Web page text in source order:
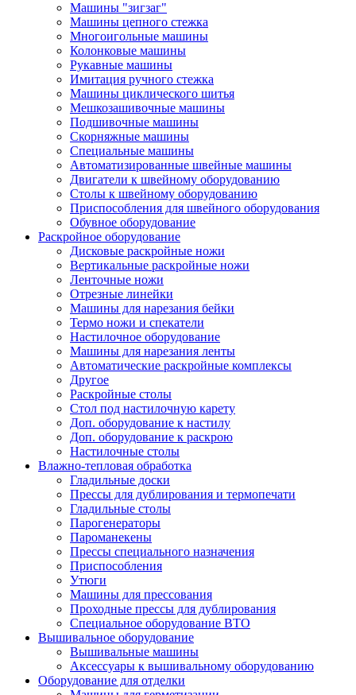
Машины "зигзаг"
Машины цепного стежка
Многоигольные машины
Колонковые машины
Рукавные машины
Имитация ручного стежка
Машины циклического шитья
Мешкозашивочные машины
Подшивочные машины
Скорняжные машины
Специальные машины
Автоматизированные швейные машины
Двигатели к швейному оборудованию
Столы к швейному оборудованию
Приспособления для швейного оборудования
Обувное оборудование
Раскройное оборудование
Дисковые раскройные ножи
Вертикальные раскройные ножи
Ленточные ножи
Отрезные линейки
Машины для нарезания бейки
Термо ножи и спекатели
Настилочное оборудование
Машины для нарезания ленты
Автоматические раскройные комплексы
Другое
Раскройные столы
Стол под настилочную карету
Доп. оборудование к настилу
Доп. оборудование к раскрою
Настилочные столы
Влажно-тепловая обработка
Гладильные доски
Прессы для дублирования и термопечати
Гладильные столы
Парогенераторы
Пароманекены
Прессы специального назначения
Приспособления
Утюги
Машины для прессования
Проходные прессы для дублирования
Специальное оборудование ВТО
Вышивальное оборудование
Вышивальные машины
Аксессуары к вышивальному оборудованию
Оборудование для отделки